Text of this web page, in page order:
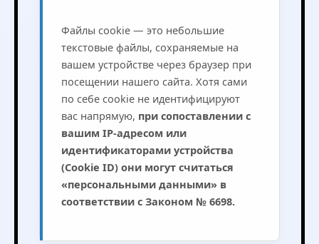
Файлы cookie — это небольшие
текстовые файлы, сохраняемые на
вашем устройстве через браузер при
посещении нашего сайта. Хотя сами
по себе cookie не идентифицируют
вас напрямую, при сопоставлении с
вашим IP-адресом или
идентификаторами устройства
(Cookie ID) они могут считаться
«персональными данными» в
соответствии с Законом № 6698.